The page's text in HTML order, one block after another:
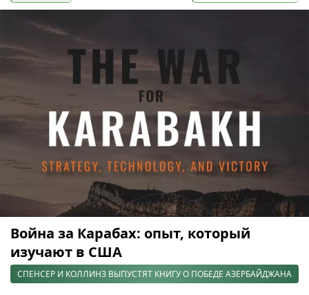
Война за Карабах: опыт, который
изучают в США
СПЕНСЕР И КОЛЛИНЗ ВЫПУСТЯТ КНИГУ О ПОБЕДЕ АЗЕРБАЙДЖАНА